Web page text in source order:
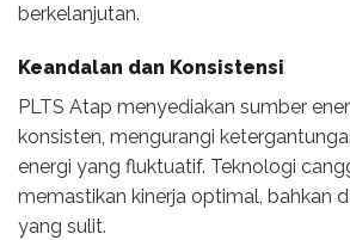
berkelanjutan.
Keandalan dan Konsistensi
PLTS Atap menyediakan sumber
konsisten, mengurangi
energi yang fluktuatif. Teknologi
memastikan kinerja optimal, bahkan
yang sulit.